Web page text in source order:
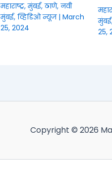
महाराष्ट्र,मुंबई, ठाणे, नवी
मुंबई,व्हिडिओ न्यूज|March
25, 2024
मुंबई
25,
Copyright © 2026